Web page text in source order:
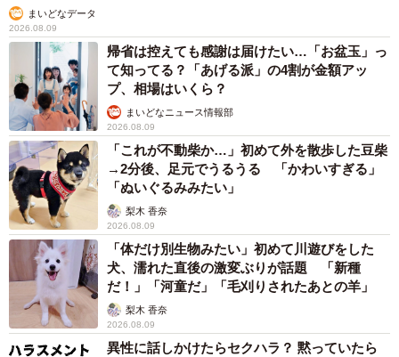
まいどなデータ
2026.08.09
帰省は控えても感謝は届けたい…「お盆玉」っ
て知ってる？「あげる派」の4割が金額アッ
プ、相場はいくら？
まいどなニュース情報部
2026.08.09
「これが不動柴か…」初めて外を散歩した豆柴
→2分後、足元でうるうる 「かわいすぎる」
「ぬいぐるみみたい」
梨木 香奈
2026.08.09
「体だけ別生物みたい」初めて川遊びをした
犬、濡れた直後の激変ぶりが話題 「新種
だ！」「河童だ」「毛刈りされたあとの羊」
梨木 香奈
2026.08.09
異性に話しかけたらセクハラ？ 黙っていたら